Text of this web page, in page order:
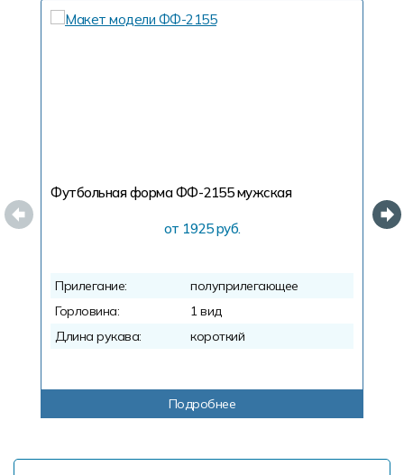
Футбольная форма ФФ-2155мужская
от 1925 руб.
Прилегание:
полуприлегающее
Горловина:
1 вид
Длина рукава:
короткий
Подробнее